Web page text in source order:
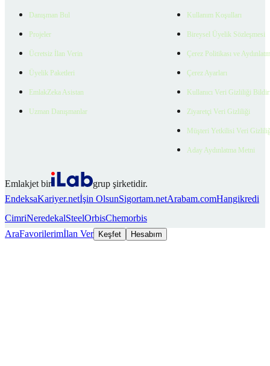
Danışman Bul
Projeler
Ücretsiz İlan Verin
Üyelik Paketleri
EmlakZeka Asistan
Uzman Danışmanlar
Kullanım Koşulları
Bireysel Üyelik Sözleşmesi
Çerez Politikası ve
Çerez Ayarları
Kullanıcı Veri Gizliliği
Ziyaretçi Veri Gizliliği
Müşteri Yetkilisi Veri
Aday Aydınlatma Metni
Emlakjet bir
grup şirketidir.
EndeksaKariyer.netİşin OlsunSigortam.netArabam.comHangikredi
CimriNeredekalSteelOrbisChemorbis
AraFavorilerimİlan Ver Keşfet Hesabım